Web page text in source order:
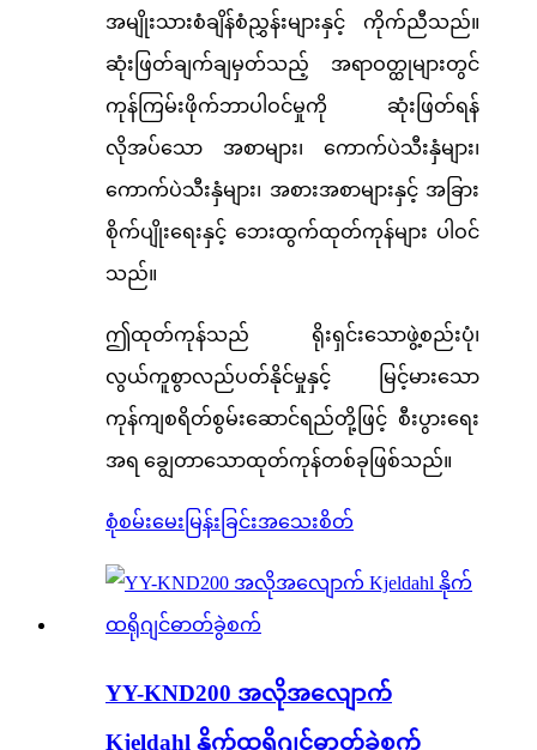
အမျိုးသားစံချိန်စံညွှန်းများနှင့် ကိုက်ညီသည်။
ဆုံးဖြတ်ချက်ချမှတ်သည့် အရာဝတ္ထုများတွင်
ကုန်ကြမ်းဖိုက်ဘာပါဝင်မှုကို ဆုံးဖြတ်ရန်
လိုအပ်သော အစာများ၊ ကောက်ပဲသီးနှံများ၊
ကောက်ပဲသီးနှံများ၊ အစားအစာများနှင့် အခြား
စိုက်ပျိုးရေးနှင့် ဘေးထွက်ထုတ်ကုန်များ ပါဝင်
သည်။
ဤထုတ်ကုန်သည် ရိုးရှင်းသောဖွဲ့စည်းပုံ၊
လွယ်ကူစွာလည်ပတ်နိုင်မှုနှင့် မြင့်မားသော
ကုန်ကျစရိတ်စွမ်းဆောင်ရည်တို့ဖြင့် စီးပွားရေး
အရ ချွေတာသောထုတ်ကုန်တစ်ခုဖြစ်သည်။
စုံစမ်းမေးမြန်းခြင်းအသေးစိတ်
YY-KND200 အလိုအလျောက်
Kjeldahl နိုက်ထရိုဂျင်ဓာတ်ခွဲစက်